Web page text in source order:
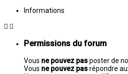
Informations
Permissions du forum
Vous ne pouvez pasposter de
Vous ne pouvez pasrépondre